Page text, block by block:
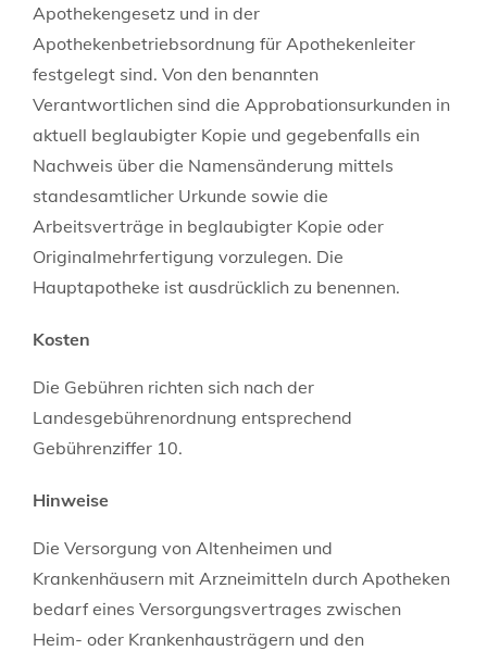
Apothekengesetz und in der
Apothekenbetriebsordnung für Apothekenleiter
festgelegt sind. Von den benannten
Verantwortlichen sind die Approbationsurkunden in
aktuell beglaubigter Kopie und gegebenfalls ein
Nachweis über die Namensänderung mittels
standesamtlicher Urkunde sowie die
Arbeitsverträge in beglaubigter Kopie oder
Originalmehrfertigung vorzulegen. Die
Hauptapotheke ist ausdrücklich zu benennen.
Kosten
Die Gebühren richten sich nach der
Landesgebührenordnung entsprechend
Gebührenziffer 10.
Hinweise
Die Versorgung von Altenheimen und
Krankenhäusern mit Arzneimitteln durch Apotheken
bedarf eines Versorgungsvertrages zwischen
Heim- oder Krankenhausträgern und den